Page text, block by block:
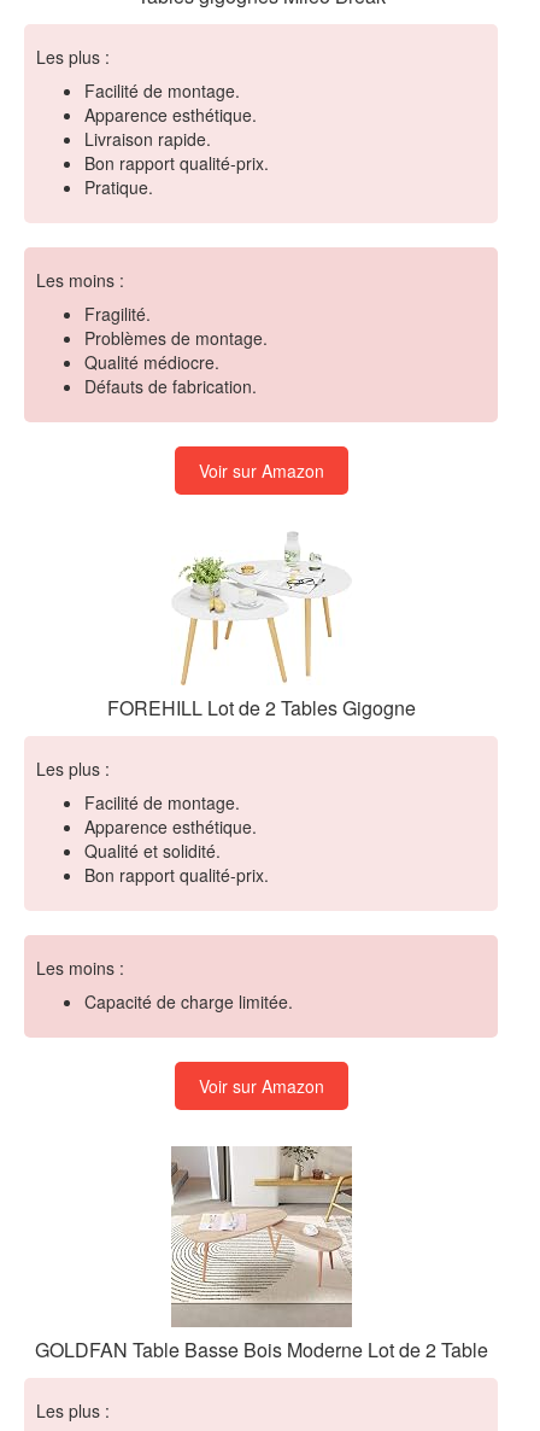
Les plus :
Facilité de montage.
Apparence esthétique.
Livraison rapide.
Bon rapport qualité-prix.
Pratique.
Les moins :
Fragilité.
Problèmes de montage.
Qualité médiocre.
Défauts de fabrication.
Voir sur Amazon
FOREHILL Lot de 2 Tables Gigogne
Les plus :
Facilité de montage.
Apparence esthétique.
Qualité et solidité.
Bon rapport qualité-prix.
Les moins :
Capacité de charge limitée.
Voir sur Amazon
GOLDFAN Table Basse Bois Moderne Lot de 2 Table
Les plus :